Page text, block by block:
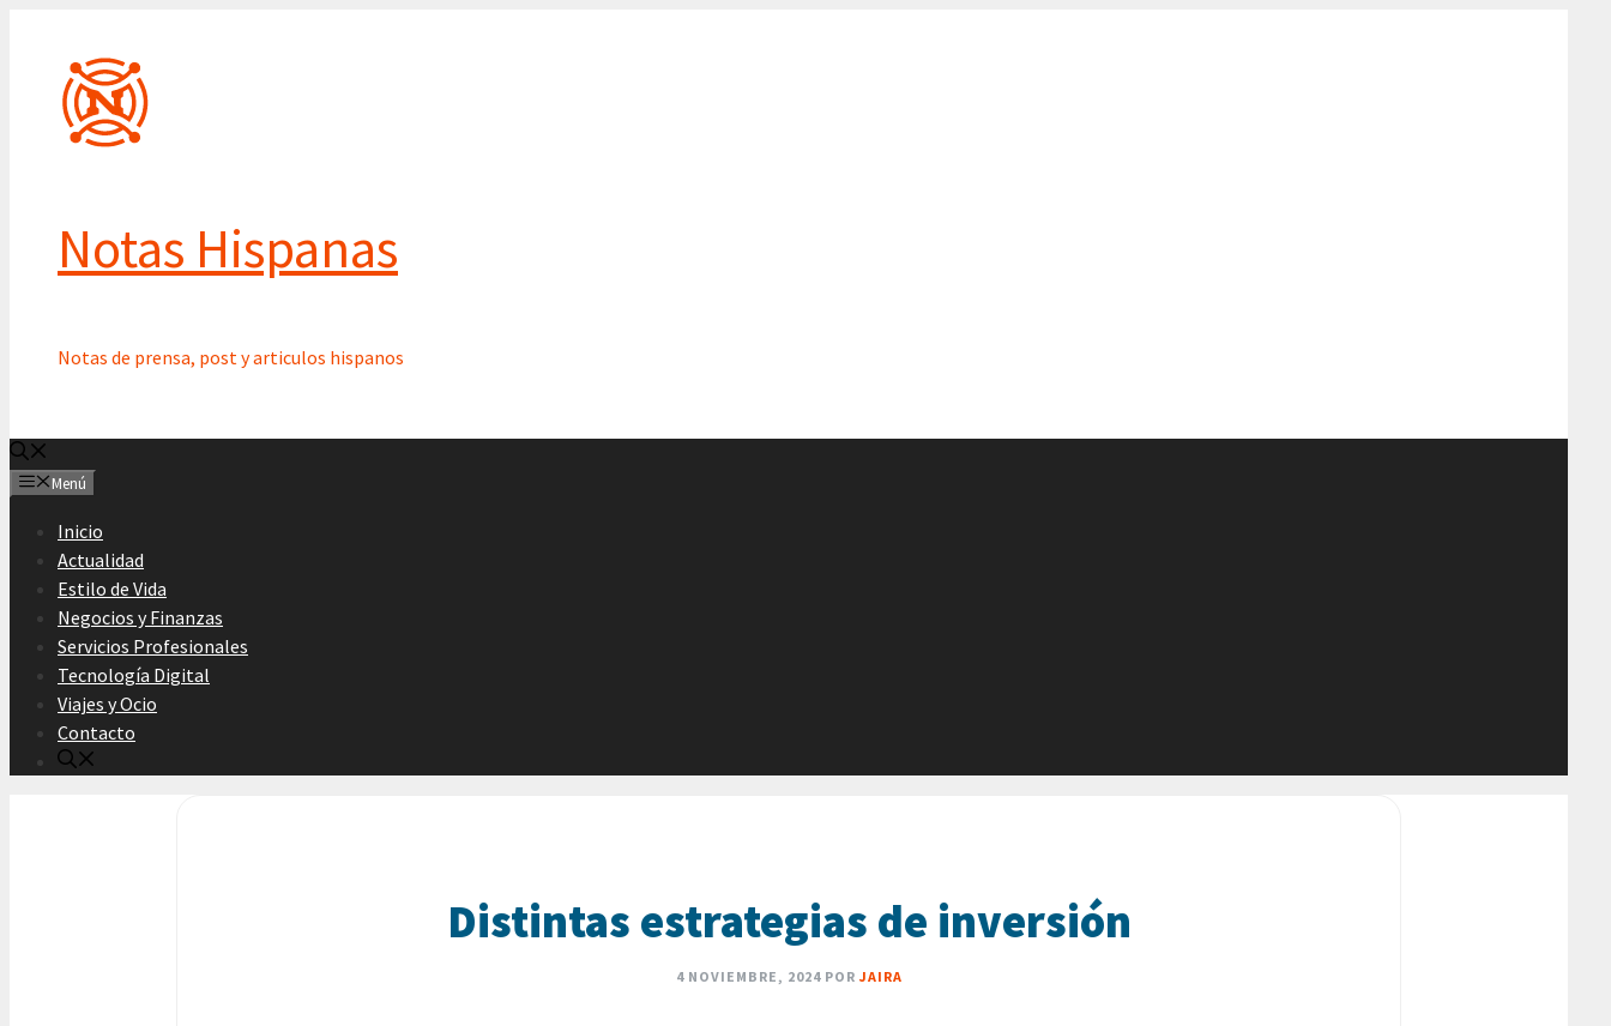
contenido
Notas Hispanas
Notas de prensa, post y articulos hispanos
Menú
Inicio
Actualidad
Estilo de Vida
Negocios y Finanzas
Servicios Profesionales
Tecnología Digital
Viajes y Ocio
Contacto
Distintas estrategias de inversión
4 NOVIEMBRE, 2024 POR JAIRA